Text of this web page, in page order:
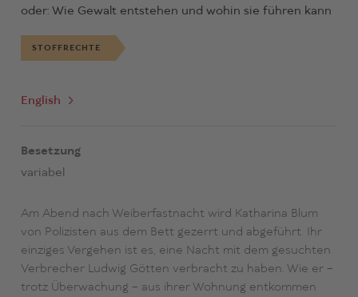
oder: Wie Gewalt entstehen und wohin sie führen kann
STOFFRECHTE
English
Besetzung
variabel
Am Abend nach Weiberfastnacht wird Katharina Blum
von Polizisten aus dem Bett gezerrt und abgeführt. Ihr
einziges Vergehen ist es, eine Nacht mit dem gesuchten
Verbrecher Ludwig Götten verbracht zu haben. Wie er –
trotz Überwachung – aus ihrer Wohnung entkommen